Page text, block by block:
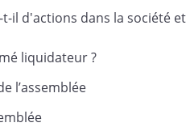
générale décide de
résolution, mise aux voix, est
t-il d'actions dans la société
liquidateur ?
l’assemblée